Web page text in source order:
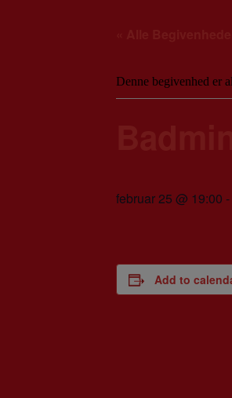
Denne begivenhed er
februar 25 @ 19:00 -
Add to